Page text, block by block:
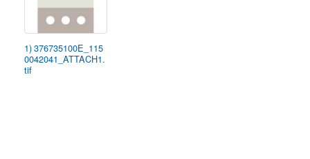
1) 376735100E_115
0042041_ATTACH1.
tif